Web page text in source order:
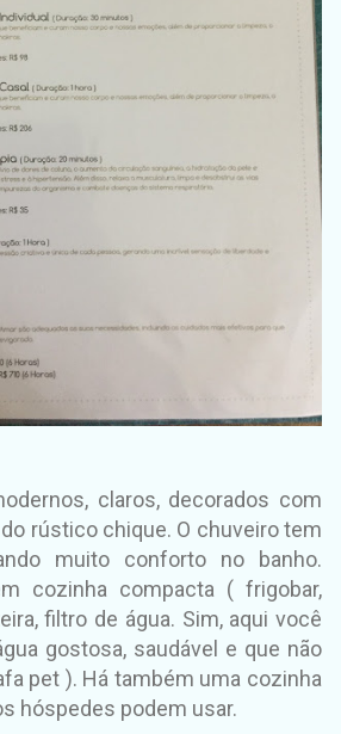
claros, decorados com
rústico chique. O chuveiro tem
muito conforto no banho.
cozinha compacta ( frigobar,
filtro de água. Sim, aqui você
gostosa, saudável e que não
pet ). Há também uma cozinha
hóspedes podem usar.